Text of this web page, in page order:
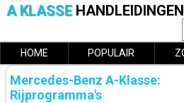
A KLASSE HANDLEIDINGEN
HOME POPULAIR
Mercedes-Benz A-Klasse:
Rijprogramma's